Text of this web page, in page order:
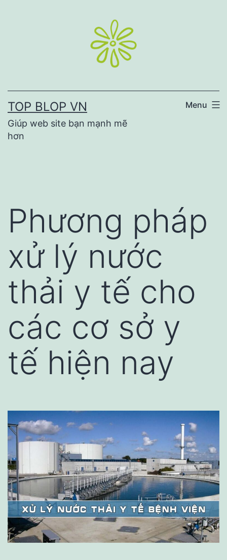
TOP BLOP VN
Giúp web site bạn mạnh mẽ
hơn
Menu
Phương pháp
xử lý nước
thải y tế cho
các cơ sở y
tế hiện nay